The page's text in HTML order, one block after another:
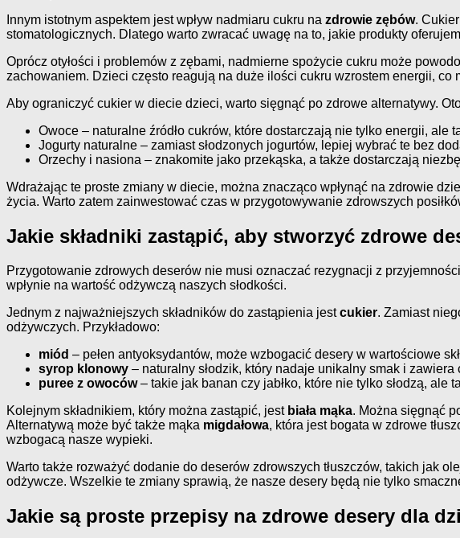
Innym istotnym aspektem jest wpływ nadmiaru cukru na zdrowie zębów.
stomatologicznych. Dlatego warto zwracać uwagę na to, jakie produkty
Oprócz otyłości i problemów z zębami, nadmierne spożycie cukru może
zachowaniem. Dzieci często reagują na duże ilości cukru wzrostem energii,
Aby ograniczyć cukier w diecie dzieci, warto sięgnąć po zdrowe alternatywy.
Owoce – naturalne źródło cukrów, które dostarczają nie tylko energii, ale
Jogurty naturalne – zamiast słodzonych jogurtów, lepiej wybrać te bez
Orzechy i nasiona – znakomite jako przekąska, a także dostarczają
Wdrażając te proste zmiany w diecie, można znacząco wpłynąć na zdrowie
życia. Warto zatem zainwestować czas w przygotowywanie zdrowszych
Jakie składniki zastąpić, aby stworzyć zdrowe
Przygotowanie zdrowych deserów nie musi oznaczać rezygnacji z
wpłynie na wartość odżywczą naszych słodkości.
Jednym z najważniejszych składników do zastąpienia jestcukier. Zamiast
odżywczych. Przykładowo:
miód – pełen antyoksydantów, może wzbogacić desery w wartościowe
syrop klonowy – naturalny słodzik, który nadaje unikalny smak i zawiera
puree z owoców– takie jak banan czy jabłko, które nie tylko słodzą, ale
Kolejnym składnikiem, który można zastąpić, jest biała mąka. Można sięgnąć
Alternatywą może być także mąka migdałowa, która jest bogata w zdrowe
wzbogacą nasze wypieki.
Warto także rozważyć dodanie do deserów zdrowszych tłuszczów, takich jak
odżywcze. Wszelkie te zmiany sprawią, że nasze desery będą nie tylko
Jakie są proste przepisy na zdrowe desery dla